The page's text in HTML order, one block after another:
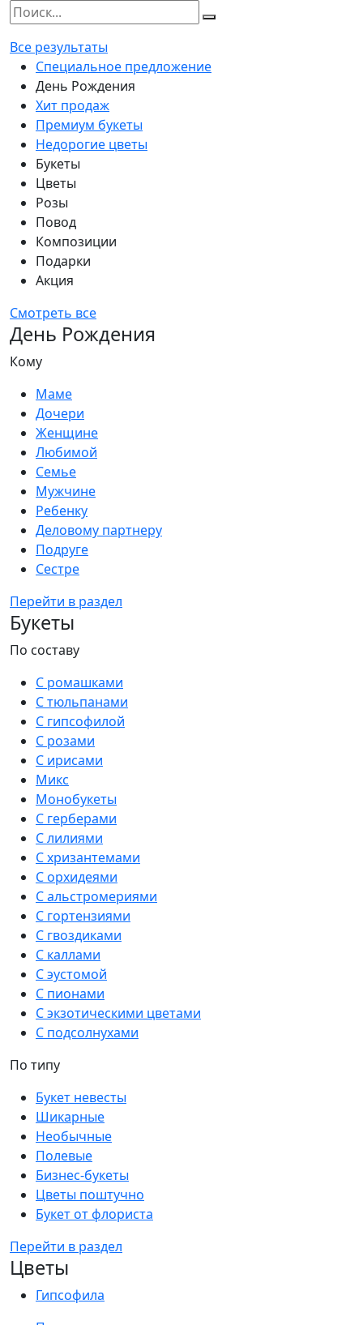
Все результаты
Специальное предложение
День Рождения
Хит продаж
Премиум букеты
Недорогие цветы
Букеты
Цветы
Розы
Повод
Композиции
Подарки
Акция
Смотреть все
День Рождения
Кому
Маме
Дочери
Женщине
Любимой
Семье
Мужчине
Ребенку
Деловому партнеру
Подруге
Сестре
Перейти в раздел
Букеты
По составу
С ромашками
С тюльпанами
С гипсофилой
С розами
С ирисами
Микс
Монобукеты
С герберами
С лилиями
С хризантемами
С орхидеями
С альстромериями
С гортензиями
С гвоздиками
С каллами
С эустомой
С пионами
С экзотическими цветами
С подсолнухами
По типу
Букет невесты
Шикарные
Необычные
Полевые
Бизнес-букеты
Цветы поштучно
Букет от флориста
Перейти в раздел
Цветы
Гипсофила